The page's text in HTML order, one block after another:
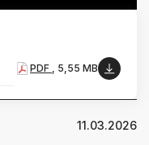
PDF , 5,55 MB
11.03.2026